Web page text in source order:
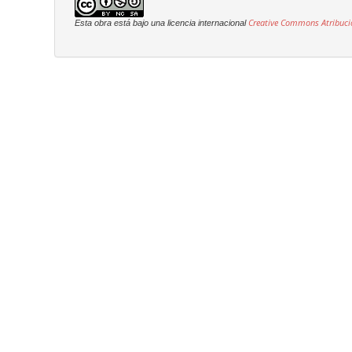
Esta obra está bajo una licencia internacional Creative Commons